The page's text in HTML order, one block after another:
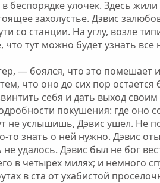
беспорядке улочек. Здесь
захолустье. Дэвис
станции. На углу, возле
тут можно будет узнать все
— боялся, что это помешает
что оно до сих пор остается
себя и дать выход
покушения: где оно
не услышишь, Дэвис ушел. Не
знать о ней нужно. Дэвис
удалось. Дэвис был не бог
в четырех милях; и немного
в ста от ухабистой